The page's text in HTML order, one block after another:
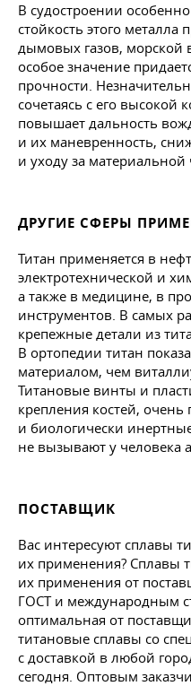
В судостроении
стойкость этого металла
дымовых газов, морской
особое значение
прочности.
сочетаясь с его высокой
повышает дальность
и их маневренность,
и уходу за материальной
ДРУГИЕ СФЕРЫ
Титан применяется в
электротехнической и
а также в медицине, в
инструментов. В самых
крепежные детали из
В ортопедии титан
материалом, чем
Титановые винты и
крепления костей, очень
и биологически
не вызывают у человека
ПОСТАВЩИК
Вас интересуют сплавы
их применения? Сплавы
их применения от
ГОСТ и международным
оптимальная от
титановые сплавы со
с доставкой в любой
сегодня. Оптовым